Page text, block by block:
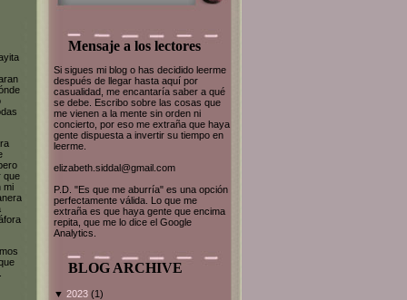
que
mi
Mensaje a los lectores
Si sigues mi blog o has decidido leerme
después de llegar hasta aquí por
casualidad, me encantaría saber a qué
se debe. Escribo sobre las cosas que
me vienen a la mente sin orden ni
concierto, por eso me extraña que haya
gente dispuesta a invertir su tiempo en
leerme.
elizabeth.siddal@gmail.com
P.D. "Es que me aburría" es una opción
perfectamente válida. Lo que me
extraña es que haya gente que encima
repita, que me lo dice el Google
Analytics.
BLOG ARCHIVE
▼ 2023 (1)